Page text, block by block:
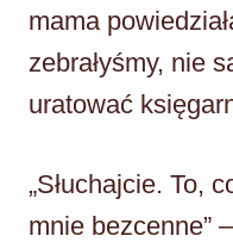
mama
zebrałyśmy, nie
uratować
„Słuchajcie. To,
mnie bezcenne”